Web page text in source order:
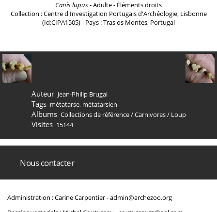
Canis lupus- Adulte - Éléments droits
Collection : Centre d'Investigation Portugais d'Archéologie, Lisbonne
(Id:CIPA1505) - Pays : Tras os Montes, Portugal
Auteur Jean-Philip Brugal
Tags métatarse, métatarsien
Albums Collections de référence/Carnivores/ Loup
Visites 15144
Nous contacter
Administration : Carine Carpentier -admin@archezoo.org